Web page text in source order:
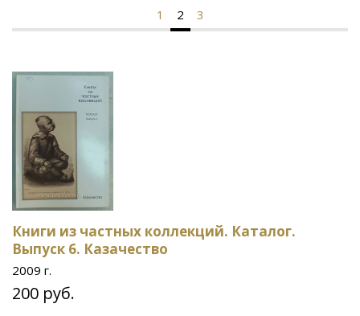
1 2 3
Книги из частных коллекций. Каталог.
Выпуск 6. Казачество
2009 г.
200 руб.